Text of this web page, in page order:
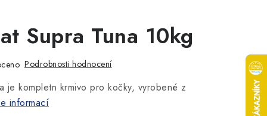
Supra Tuna 10kg
Podrobnosti hodnocení
je kompletn krmivo pro kočky, vyrobené z
informací